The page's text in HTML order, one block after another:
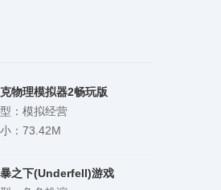
物理模拟器2畅玩版
：模拟经营
：73.42M
之下(Underfell)游戏